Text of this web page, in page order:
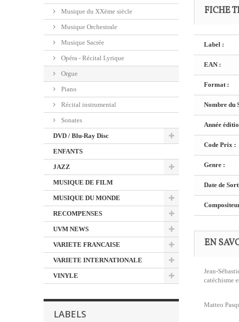
Musique du XXème siècle
Musique Orchestrale
Musique Sacrée
Opéra - Récital Lyrique
Orgue
Piano
Récital instrumental
Sonates
DVD / Blu-Ray Disc
ENFANTS
JAZZ
MUSIQUE DE FILM
MUSIQUE DU MONDE
RECOMPENSES
UVM NEWS
VARIETE FRANCAISE
VARIETE INTERNATIONALE
VINYLE
LABELS
FICHE
Label :
EAN :
Format :
Nombre du
Année
Code Prix :
Genre :
Date de
EN
Jean-
catéchisme
Matteo